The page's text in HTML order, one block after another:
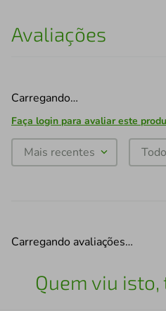
Avaliações
Carregando…
Faça login para avaliar este
Mais recentes
Carregando avaliações…
Quem viu